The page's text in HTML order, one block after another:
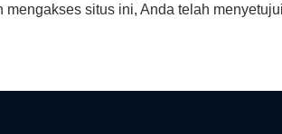
mengakses situs ini, Anda telah